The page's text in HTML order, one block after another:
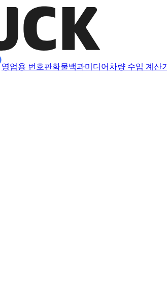
영업용 번호판화물백과미디어 차량 수입 계산기